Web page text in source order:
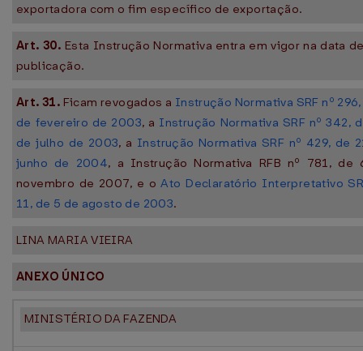
exportadora com o fim específico de exportação.
Art. 30. Esta Instrução Normativa entra em vigor na data
publicação.
Art. 31. Ficam revogados a Instrução Normativa SRF nº
de fevereiro de 2003, a Instrução Normativa SRF nº 342,
de julho de 2003, a Instrução Normativa SRF nº 429, de
junho de 2004, a Instrução Normativa RFB nº 781, de
novembro de 2007, e oAto Declaratório Interpretativo
11, de 5 de agosto de 2003.
LINA MARIA VIEIRA
ANEXO ÚNICO
MINISTÉRIO DA FAZENDA